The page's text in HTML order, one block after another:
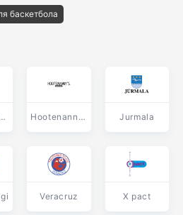
баскетбола
Heinle & Heinle Hootenanny s Brew Pubs Jurmala
Veracruz X pact